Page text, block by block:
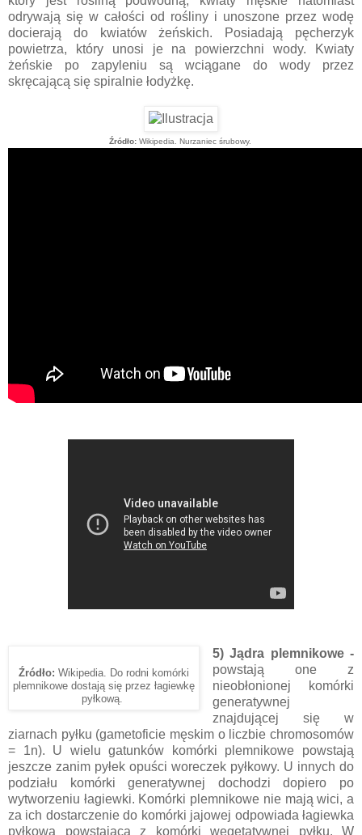
odrywają się w całości od rośliny i unoszone przez wodę
docierają do kwiatów żeńskich. Posiadają pęcherzyk
powietrza, który unosi je na powierzchni wody. Kwiaty
żeńskie po zapyleniu są wciągane do wody przez
skręcającą się spiralnie łodyżkę.
Źródło:Wikipedia. Nurzaniec śrubowy.
Źródło: Wikipedia. Do rodni komórki
plemnikowe dostają się przez łagiewkę
pyłkową.
5) Jądra plemnikowe -
powstają one z
nieobłonionej komórki
generatywnej
znajdującej się w
ziarnach pyłku (gametoficie męskim o liczbie chromosomów
= 1n). U wielu gatunków komórki plemnikowe powstają
jeszcze zanim pyłek opuści woreczek pyłkowy. U innych do
podziału komórki generatywnej dochodzi dopiero po
wytworzeniu łagiewki. Komórki plemnikowe nie mają wici, a
za ich dostarczenie do komórki jajowej odpowiada łagiewka
pyłkowa powstająca z komórki wegetatywnej pyłku. W